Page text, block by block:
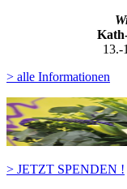
13.-
> alle Informationen
> JETZT SPENDEN !